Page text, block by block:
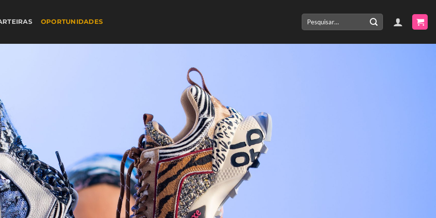
OPORTUNIDADES
Pesquisar
por: